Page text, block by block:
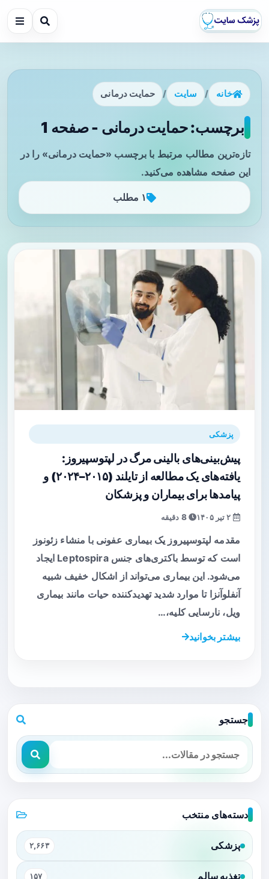
خانه / سایت / حمایت درمانی
برچسب: حمایت درمانی - صفحه 1
تازه‌ترین مطالب مرتبط با برچسب «حمایت درمانی» را در
این صفحه مشاهده می‌کنید.
۱ مطلب
پزشکی
پیش‌بینی‌های بالینی مرگ در لپتوسپیروز:
یافته‌های یک مطالعه از تایلند (۲۰۱۵–۲۰۲۴) و
پیامدها برای بیماران و پزشکان
8 دقیقه
مقدمه لپتوسپیروز یک بیماری عفونی با منشاء زئونوز
است که توسط باکتری‌های جنس Leptospira ایجاد
می‌شود. این بیماری می‌تواند از اشکال خفیف شبیه
آنفلوآنزا تا موارد شدید تهدیدکننده حیات مانند بیماری
ویل، نارسایی کلیه،…
بیشتر بخوانید
جستجو
دسته‌های منتخب
پزشکی ۲,۶۶۳
تغذیه سالم ۱۵۷